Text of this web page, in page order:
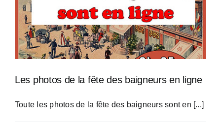
Les photos de la fête des baigneurs en ligne
Toute les photos de la fête des baigneurs sont en [...]